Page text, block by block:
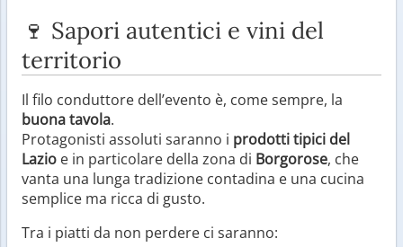
🍷 Sapori autentici e vini del
territorio
Il filo conduttore dell’evento è, come sempre, la
buona tavola.
Protagonisti assoluti saranno i prodotti tipici del
Lazio e in particolare della zona di Borgorose, che
vanta una lunga tradizione contadina e una cucina
semplice ma ricca di gusto.
Tra i piatti da non perdere ci saranno: